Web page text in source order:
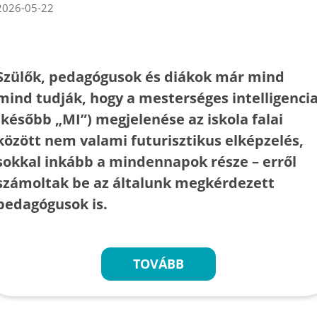
05-22
pedagógusok és diákok már mind
tudják, hogy a mesterséges
„MI”) megjelenése az iskola falai
nem valami futurisztikus elképzelés,
inkább a mindennapok része – erről
be az általunk megkérdezett
is.
TOVÁBB